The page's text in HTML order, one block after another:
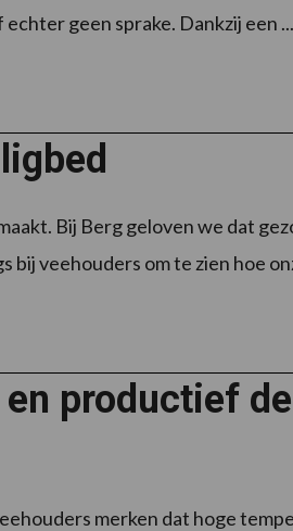
geen sprake. Dankzij een ...
Bij Berg geloven we dat
bij veehouders om te zien hoe
productief
merken dat hoge